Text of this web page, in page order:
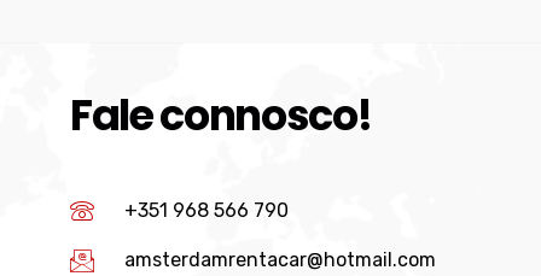
Fale connosco!
+351 968 566 790
amsterdamrentacar@hotmail.com